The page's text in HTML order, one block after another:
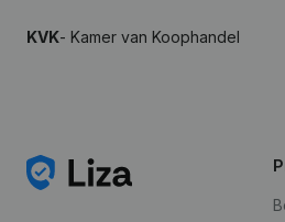
KVK- Kamer van Koophandel